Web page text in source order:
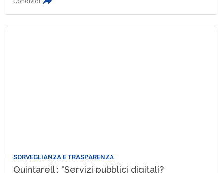
SORVEGLIANZA E TRASPARENZA
Quintarelli: "Servizi pubblici digitali?